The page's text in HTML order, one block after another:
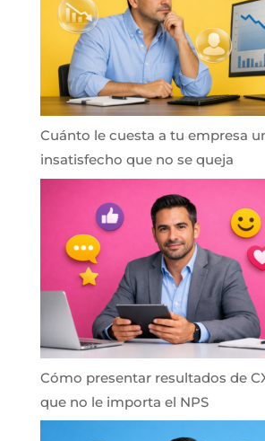
Cuánto le cuesta a tu empresa
insatisfecho que no se queja
Cómo presentar resultados de
que no le importa el NPS